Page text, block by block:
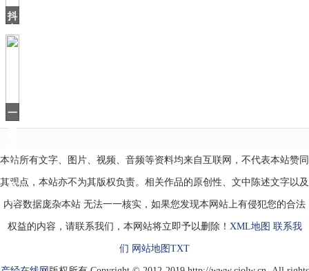
5G
抖
上
海
爷
爷
一
口
16
有
当
本站所有文字、图片、视频、音频等资料均来自互联网，不代表本站赞同
其观点，本站亦不为其版权负责。相关作品的原创性、文中陈述文字以及
内容数据庞杂本站 无法一一核实，如果您发现本网站上有侵犯您的合法
权益的内容，请联系我们，本网站将立即予以删除！ XML地图 联系我
们 网站地图 TXT